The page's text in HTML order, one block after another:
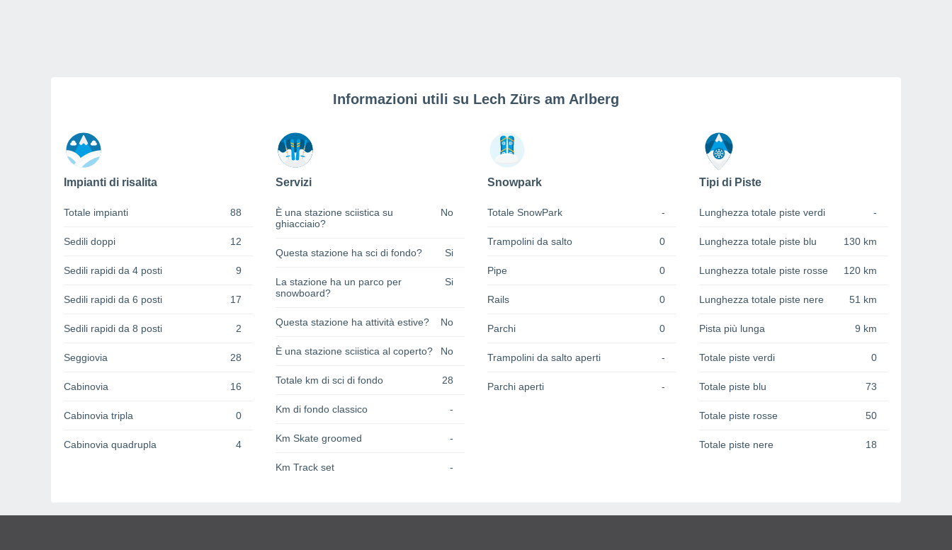
Informazioni utili su Lech Zürs am Arlberg
Impianti di risalita
Totale impianti 88
Sedili doppi 12
Sedili rapidi da 4 posti 9
Sedili rapidi da 6 posti 17
Sedili rapidi da 8 posti 2
Seggiovia 28
Cabinovia 16
Cabinovia tripla 0
Cabinovia quadrupla 4
Servizi
È una stazione sciistica su
ghiacciaio?
No
Questa stazione ha sci di fondo? Si
La stazione ha un parco per
snowboard?
Si
Questa stazione ha attività estive? No
È una stazione sciistica al coperto? No
Totale km di sci di fondo 28
Km di fondo classico -
Km Skate groomed -
Km Track set -
Snowpark
Totale SnowPark -
Trampolini da salto 0
Pipe 0
Rails 0
Parchi 0
Trampolini da salto aperti -
Parchi aperti -
Tipi di Piste
Lunghezza totale piste verdi -
Lunghezza totale piste blu 130 km
Lunghezza totale piste rosse 120 km
Lunghezza totale piste nere 51 km
Pista più lunga 9 km
Totale piste verdi 0
Totale piste blu 73
Totale piste rosse 50
Totale piste nere 18